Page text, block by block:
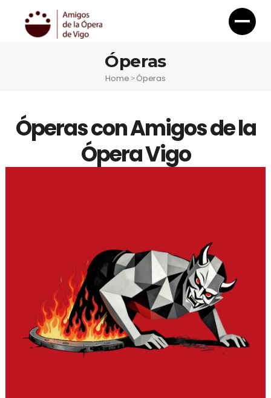
Óperas
Home >Óperas
Óperas con Amigos de la
Ópera Vigo
Don Giovanni
Otoño Lírico